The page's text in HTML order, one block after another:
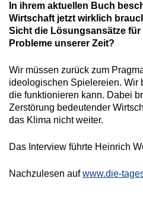
In ihrem aktuellen Buch
Wirtschaft jetzt wirklich
Sicht die Lösungsansätze
Probleme unserer Zeit?
Wir müssen zurück zum
ideologischen Spielereien. Wir
die funktionieren kann. Dabei
Zerstörung bedeutender
das Klima nicht weiter.
Das Interview führte Heinrich
Nachzulesen aufwww.die-